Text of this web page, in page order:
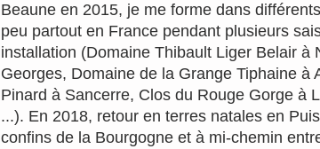
Beaune en 2015, je me forme dans
peu partout en France pendant plusieurs
installation (Domaine Thibault Liger Belair à
Georges, Domaine de la Grange Tiphaine à
Pinard à Sancerre, Clos du Rouge Gorge à
...). En 2018, retour en terres natales en
confins de la Bourgogne et à mi-chemin